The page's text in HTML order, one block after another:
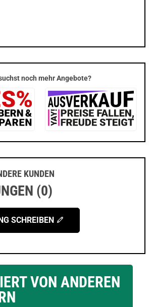
noch mehr Angebote?
KUNDEN
(0)
SCHREIBEN
VON ANDEREN